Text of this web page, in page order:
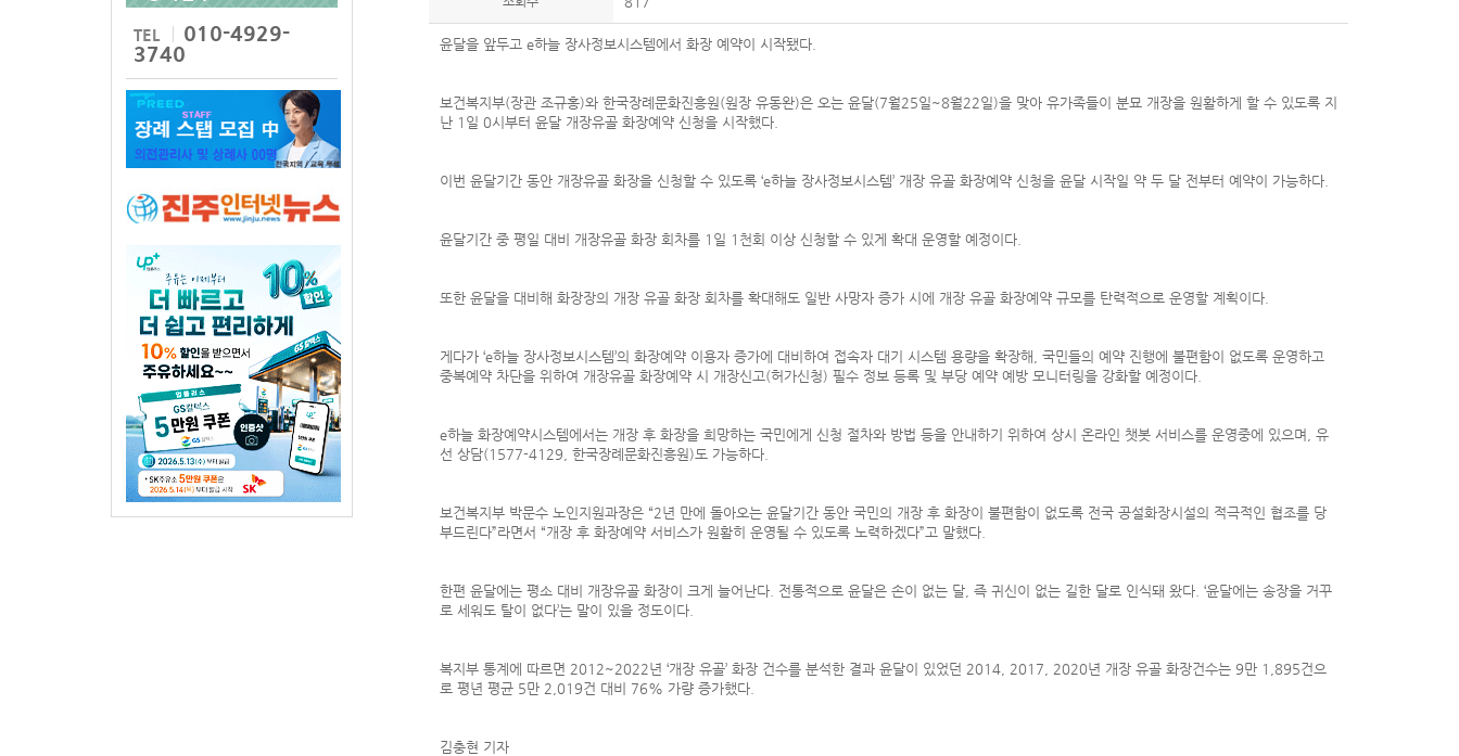
TEL
010-4929-
3740
윤달을 앞두고 e하늘 장사정보시스템에서 화장 예약이 시작됐다.
보건복지부(장관 조규홍)와 한국장례문화진흥원(원장 유동완)은 오는 윤달(7월25일~8월22일)을 맞아 유가족들이 분묘 개장을 원활하게 할 수 있도록 지
난 1일 0시부터 윤달 개장유골 화장예약 신청을 시작했다.
이번 윤달기간 동안 개장유골 화장을 신청할 수 있도록 ‘e하늘 장사정보시스템’ 개장 유골 화장예약 신청을 윤달 시작일 약 두 달 전부터 예약이 가능하다.
윤달기간 중 평일 대비 개장유골 화장 회차를 1일 1천회 이상 신청할 수 있게 확대 운영할 예정이다.
또한 윤달을 대비해 화장장의 개장 유골 화장 회차를 확대해도 일반 사망자 증가 시에 개장 유골 화장예약 규모를 탄력적으로 운영할 계획이다.
게다가 ‘e하늘 장사정보시스템’의 화장예약 이용자 증가에 대비하여 접속자 대기 시스템 용량을 확장해, 국민들의 예약 진행에 불편함이 없도록 운영하고
중복예약 차단을 위하여 개장유골 화장예약 시 개장신고(허가신청) 필수 정보 등록 및 부당 예약 예방 모니터링을 강화할 예정이다.
e하늘 화장예약시스템에서는 개장 후 화장을 희망하는 국민에게 신청 절차와 방법 등을 안내하기 위하여 상시 온라인 챗봇 서비스를 운영중에 있으며, 유
선 상담(1577-4129, 한국장례문화진흥원)도 가능하다.
보건복지부 박문수 노인지원과장은 “2년 만에 돌아오는 윤달기간 동안 국민의 개장 후 화장이 불편함이 없도록 전국 공설화장시설의 적극적인 협조를 당
부드린다”라면서 “개장 후 화장예약 서비스가 원활히 운영될 수 있도록 노력하겠다”고 말했다.
한편 윤달에는 평소 대비 개장유골 화장이 크게 늘어난다. 전통적으로 윤달은 손이 없는 달, 즉 귀신이 없는 길한 달로 인식돼 왔다. ‘윤달에는 송장을 거꾸
로 세워도 탈이 없다’는 말이 있을 정도이다.
복지부 통계에 따르면 2012~2022년 ‘개장 유골’ 화장 건수를 분석한 결과 윤달이 있었던 2014, 2017, 2020년 개장 유골 화장건수는 9만 1,895건으
로 평년 평균 5만 2,019건 대비 76% 가량 증가했다.
김충현 기자